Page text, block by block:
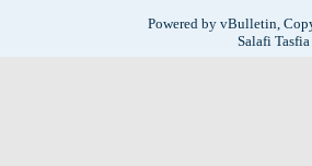
Powered by vBulletin,
Salafi